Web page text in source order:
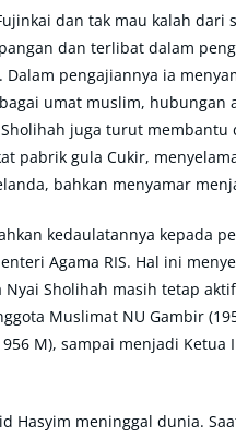
dan tak mau kalah
dan terlibat dalam
pengajiannya ia
umat muslim,
juga turut
pabrik gula Cukir,
bahkan menyamar
kedaulatannya kepada
Agama RIS. Hal ini
Nyai Sholihah masih tetap
Muslimat NU Gambir
M), sampai menjadi
Hasyim meninggal dunia.